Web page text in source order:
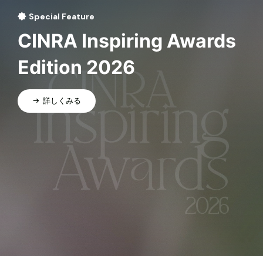
Special Feature
CINRA Inspiring Awards
Edition 2026
詳しくみる